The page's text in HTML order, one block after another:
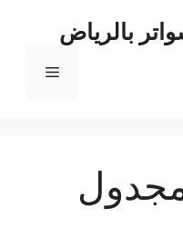
بالرياض
القائمة